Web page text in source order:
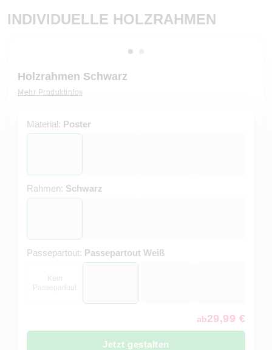
INDIVIDUELLE HOLZRAHMEN
Holzrahmen Schwarz
Mehr Produktinfos
Material: Poster
Rahmen: Schwarz
Passepartout: Passepartout Weiß
Kein
Passepartout
ab29,99 €
Jetzt gestalten